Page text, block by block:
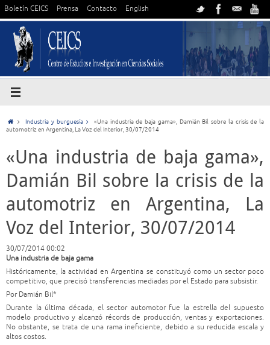
Boletín CEICS Prensa Contacto English
Industria y burguesía
«Una industria de baja gama», Damián Bil sobre la crisis de la
automotriz en Argentina, La Voz del Interior, 30/07/2014
«Una industria de baja gama»,
Damián Bil sobre la crisis de la
automotriz en Argentina, La
Voz del Interior, 30/07/2014
30/07/2014 00:02
Una industria de baja gama
Históricamente, la actividad en Argentina se constituyó como un sector poco
competitivo, que precisó transferencias mediadas por el Estado para subsistir.
Por Damián Bil*
Durante la última década, el sector automotor fue la estrella del supuesto
modelo productivo y alcanzó récords de producción, ventas y exportaciones.
No obstante, se trata de una rama ineficiente, debido a su reducida escala y
altos costos.